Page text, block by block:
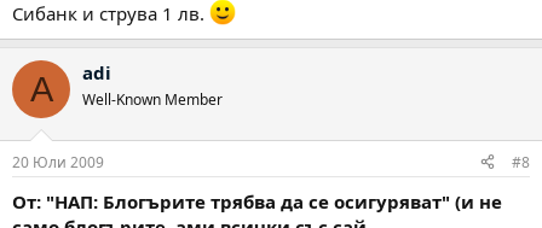
Сибанк и струва 1 лв.
A adi
Well-Known Member
20 Юли 2009 #8
От: "НАП: Блогърите трябва да се осигуряват" (и не